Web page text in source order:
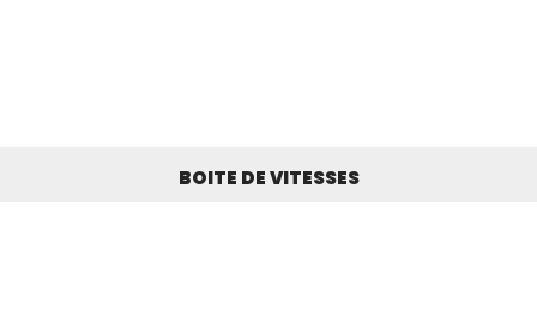
BOITE DE VITESSES